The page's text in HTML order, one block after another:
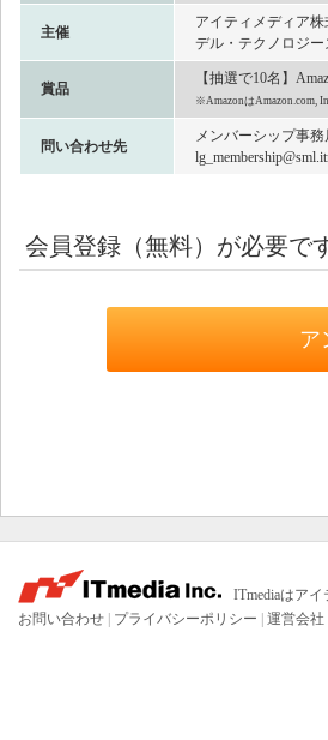
主催
アイティメディア株
デル・テクノロジー
賞品
【抽選で10名】
※AmazonはAmazon.com,
問い合わせ先
メンバーシップ事務
会員登録（無料）が必要で
ア
ITmediaはア
お問い合わせ
プライバシーポリシー 運営会社